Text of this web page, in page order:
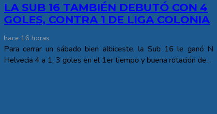
LA SUB 16 TAMBIÉN DEBUTÓ CON 4
GOLES, CONTRA 1 DE LIGA COLONIA
hace 16 horas
Para cerrar un sábado bien albiceste, la Sub 16 le ganó N
Helvecia 4 a 1, 3 goles en el 1er tiempo y buena rotación de…